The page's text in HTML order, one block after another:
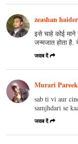
zeashan
इसे चाहे कोई
जन्मजात होता है.
जवाब दें
Murari Pareek
sab ti vi aur
samjhdari se
जवाब दें